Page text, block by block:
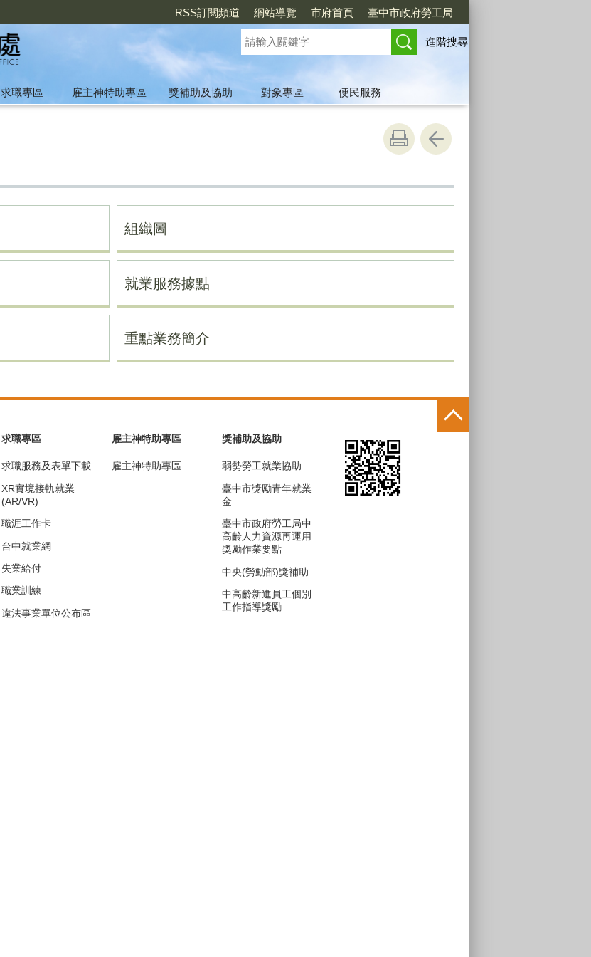
RSS訂閱頻道 網站導覽 市府首頁 臺中市政府勞工局
進階搜尋
求職專區 雇主神特助專區 獎補助及協助 對象專區
便民服務
組織圖
就業服務據點
重點業務簡介
求職專區
求職服務及表單下載
XR實境接軌就業
(AR/VR)
職涯工作卡
台中就業網
失業給付
職業訓練
違法事業單位公布區
雇主神特助專區
雇主神特助專區
獎補助及協助
弱勢勞工就業協助
臺中市獎勵青年就業
金
臺中市政府勞工局中
高齡人力資源再運用
獎勵作業要點
中央(勞動部)獎補助
中高齡新進員工個別
工作指導獎勵